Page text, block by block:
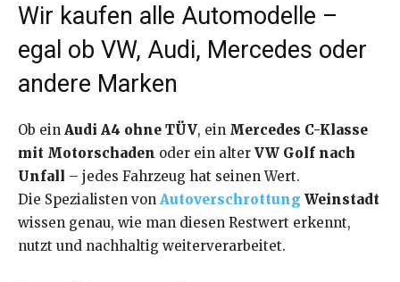
Wir kaufen alle Automodelle –
egal ob VW, Audi, Mercedes oder
andere Marken
Ob ein Audi A4 ohne TÜV, ein Mercedes C-Klasse
mit Motorschaden oder ein alter VW Golf nach
Unfall – jedes Fahrzeug hat seinen Wert.
Die Spezialisten von Autoverschrottung Weinstadt
wissen genau, wie man diesen Restwert erkennt,
nutzt und nachhaltig weiterverarbeitet.